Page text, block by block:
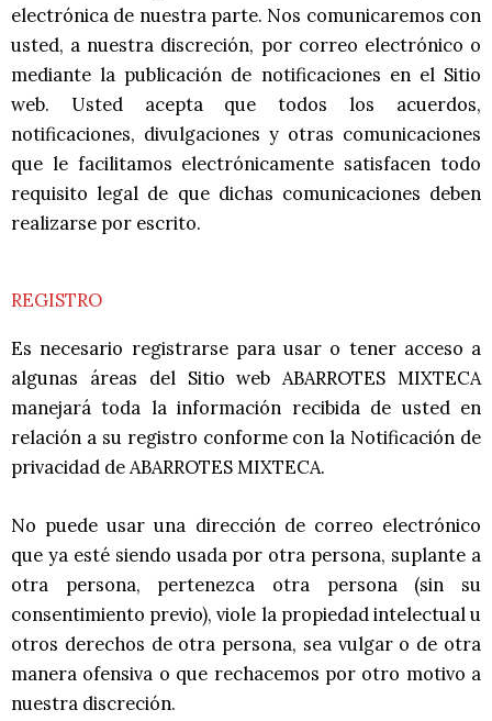
electrónica de nuestra parte. Nos comunicaremos con
usted, a nuestra discreción, por correo electrónico o
mediante la publicación de notificaciones en el Sitio
web. Usted acepta que todos los acuerdos,
notificaciones, divulgaciones y otras comunicaciones
que le facilitamos electrónicamente satisfacen todo
requisito legal de que dichas comunicaciones deben
realizarse por escrito.
REGISTRO
Es necesario registrarse para usar o tener acceso a
algunas áreas del Sitio web ABARROTES MIXTECA
manejará toda la información recibida de usted en
relación a su registro conforme con la Notificación de
privacidad de ABARROTES MIXTECA.
No puede usar una dirección de correo electrónico
que ya esté siendo usada por otra persona, suplante a
otra persona, pertenezca otra persona (sin su
consentimiento previo), viole la propiedad intelectual u
otros derechos de otra persona, sea vulgar o de otra
manera ofensiva o que rechacemos por otro motivo a
nuestra discreción.